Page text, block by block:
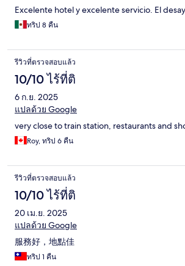
Excelente hotel y excelente servicio. El
ทริป 8 คืน
รีวิวที่ตรวจสอบแล้ว
10/10 ไร้ที่ติ
6 ก.ย. 2025
แปลด้วย Google
very close to train station, restaurants and
Roy, ทริป 6 คืน
รีวิวที่ตรวจสอบแล้ว
10/10 ไร้ที่ติ
20 เม.ย. 2025
แปลด้วย Google
服務好，地點佳
ทริป 1 คืน